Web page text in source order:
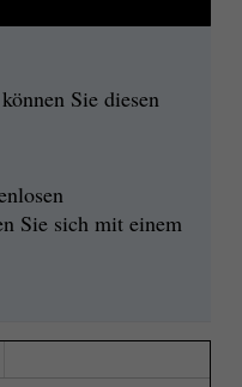
Sie diesen
Sie sich mit einem